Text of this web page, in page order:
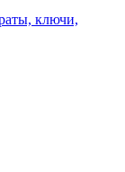
ключи,